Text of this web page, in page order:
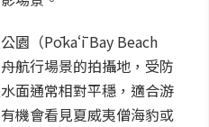
園（Pōkaʻī Bay Beach
航行場景的拍攝地，受防
面通常相對平穩，適合游
機會看見夏威夷僧海豹或